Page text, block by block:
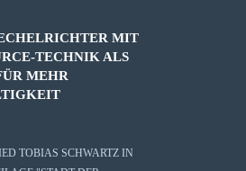
MIT
TECHNIK ALS
MEHR
TOBIAS SCHWARTZ IN